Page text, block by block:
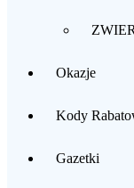
Okazje
Kody
Gazetki